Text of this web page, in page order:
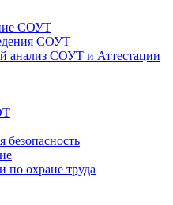
СОУТ
СОУТ
анализ СОУТ и Аттестации
по охране труда